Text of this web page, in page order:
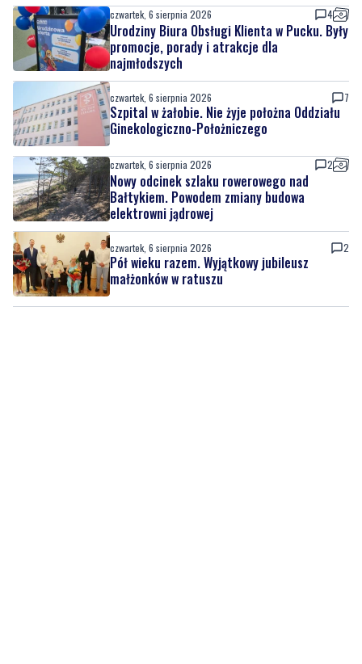
czwartek, 6 sierpnia 2026 4
Urodziny Biura Obsługi Klienta w Pucku. Były
promocje, porady i atrakcje dla
najmłodszych
czwartek, 6 sierpnia 2026 7
Szpital w żałobie. Nie żyje położna Oddziału
Ginekologiczno-Położniczego
czwartek, 6 sierpnia 2026 2
Nowy odcinek szlaku rowerowego nad
Bałtykiem. Powodem zmiany budowa
elektrowni jądrowej
czwartek, 6 sierpnia 2026 2
Pół wieku razem. Wyjątkowy jubileusz
małżonków w ratuszu